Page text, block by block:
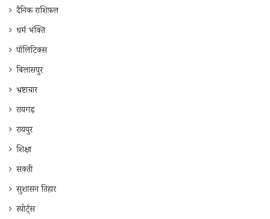
दैनिक राशिफ़ल
धर्म भक्ति
पॉलिटिक्स
बिलासपुर
भ्रष्टाचार
रायगढ़
रायपुर
शिक्षा
सक्ती
सुशासन तिहार
स्पोर्ट्स